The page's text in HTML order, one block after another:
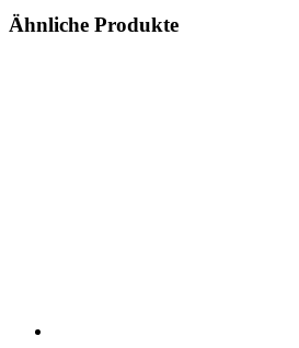
Ähnliche Produkte